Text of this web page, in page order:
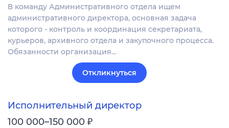
В команду Административного отдела ищем
административного директора, основная задача
которого - контроль и координация секретариата,
курьеров, архивного отдела и закупочного процесса.
Обязанности организация…
Откликнуться
Исполнительный директор
100 000–150 000 ₽